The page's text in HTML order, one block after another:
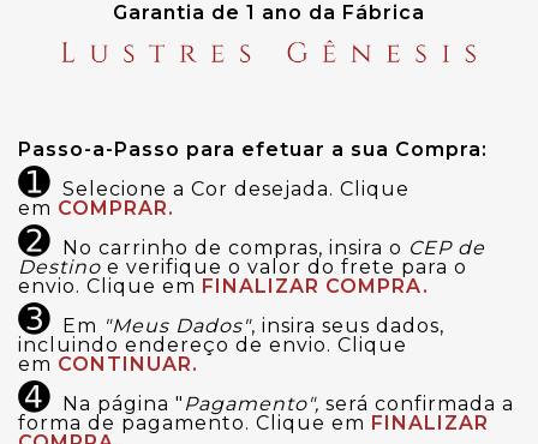
Garantia de 1 ano da Fábrica
Passo-a-Passo para efetuar a sua Compra:
➊ Selecione a Cor desejada. Clique
em COMPRAR.
➋ No carrinho de compras, insira o CEP de
Destino e verifique o valor do frete para o
envio. Clique em FINALIZAR COMPRA.
➌ Em "Meus Dados", insira seus dados,
incluindo endereço de envio. Clique
em CONTINUAR.
➍ Na página " Pagamento", será confirmada a
forma de pagamento. Clique em FINALIZAR